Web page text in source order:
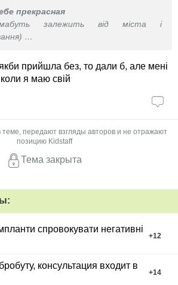
прекрасная
залежить від міста і
прийшла без, то дали б, але мені
я маю свій
передают взгляды авторов и не отражают
позицию Kidstaff
Тема закрыта
спровокувати негативні
+12
консультация входит в
+14